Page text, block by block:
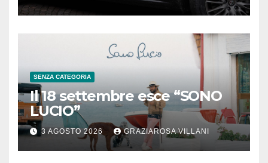
SENZA CATEGORIA
Il 18 settembre esce “SONO
LUCIO”
3 AGOSTO 2026 GRAZIAROSA VILLANI